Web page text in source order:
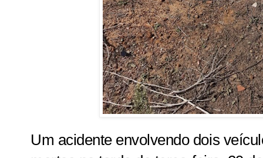
Um acidente envolvendo dois